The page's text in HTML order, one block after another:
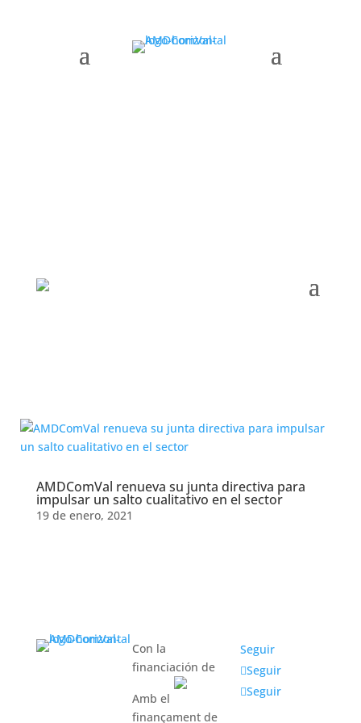
AMDComVal renueva su junta directiva para
impulsar un salto cualitativo en el sector
19 de enero, 2021
Con la
financiación de
Amb el
finançament de
Seguir
Seguir
Seguir